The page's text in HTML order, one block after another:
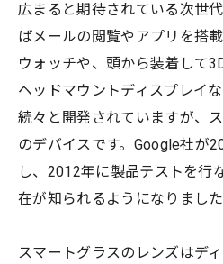
広まると期待されている次世
ばメールの閲覧やアプリを搭
ウォッチや、頭から装着して
ヘッドマウントディスプレイ
続々と開発されていますが、
のデバイスです。Google社が
し、2012年に製品テストを行
在が知られるようになりました
スマートグラスのレンズはデ